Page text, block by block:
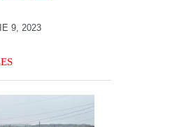
9, 2023